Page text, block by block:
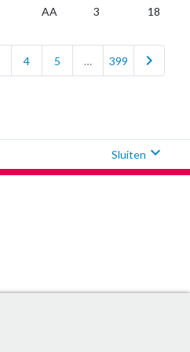
AA 3 18
4 5 … 399 chevron_right
Sluiten expand_more